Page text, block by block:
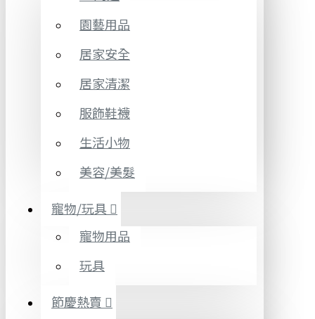
園藝用品
居家安全
居家清潔
服飾鞋襪
生活小物
美容/美髮
寵物/玩具
寵物用品
玩具
節慶熱賣